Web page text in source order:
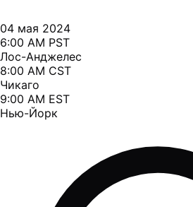
04 мая 2024
6:00 AM PST
Лос-Анджелес
8:00 AM CST
Чикаго
9:00 AM EST
Нью-Йорк